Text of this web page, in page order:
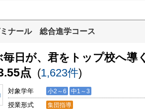
ナール 総合進学コース
日が、君をトップ校へ導
点 (1,623件)
対象学年 小2～6 中1～3
授業形式 集団指導